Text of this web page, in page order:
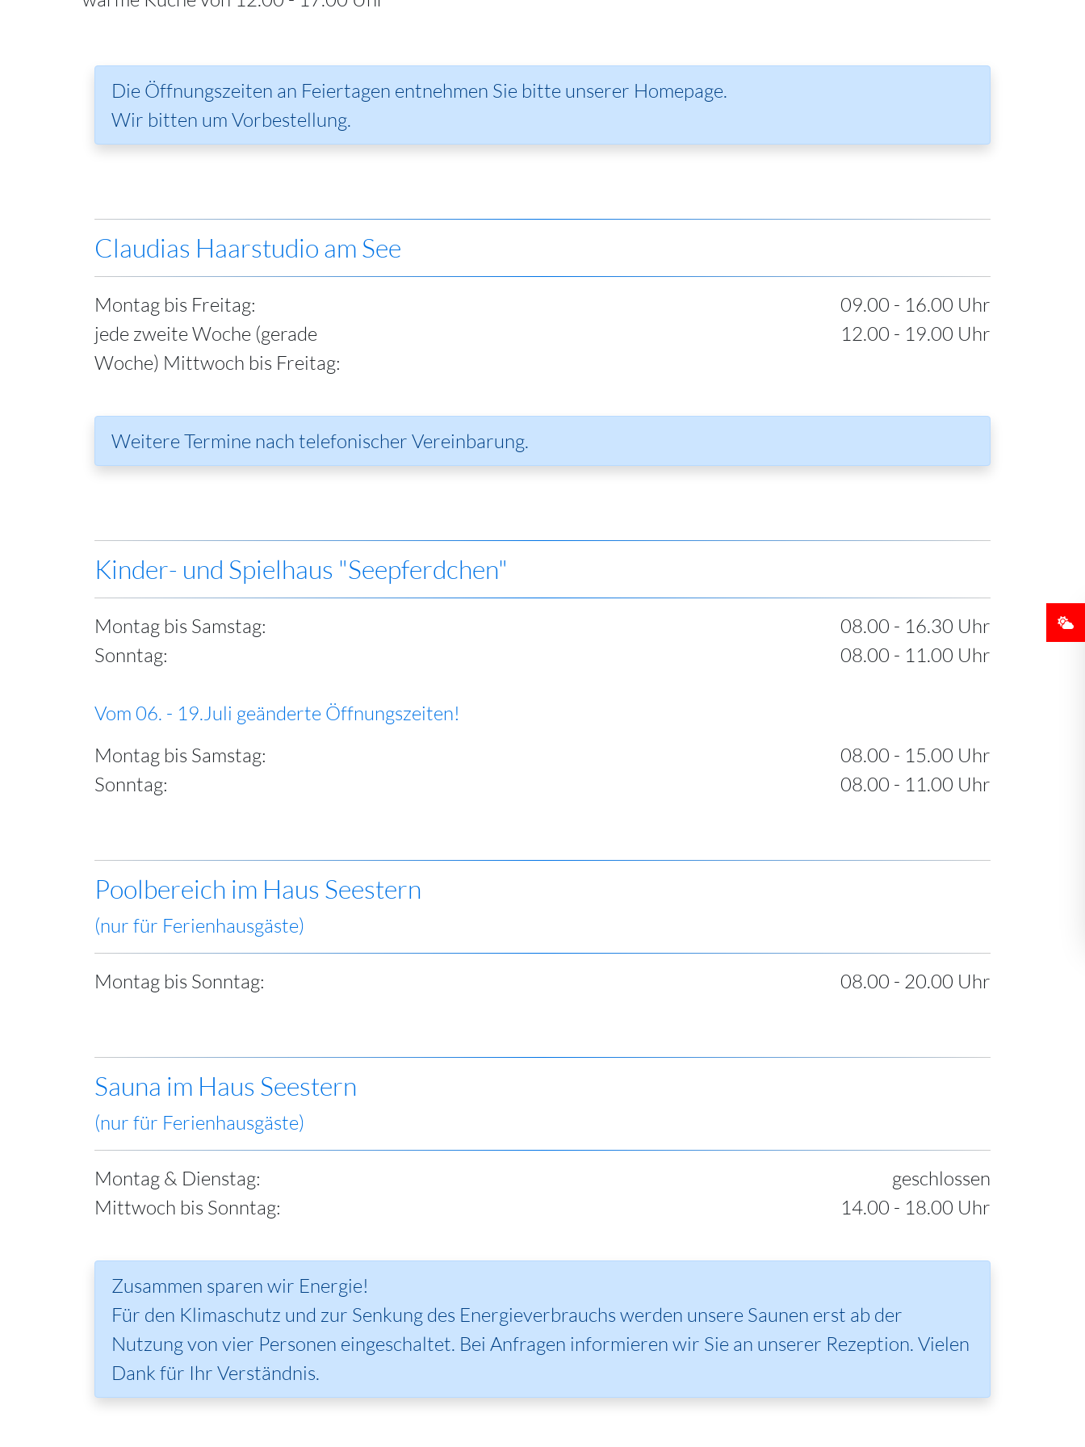
Die Öffnungszeiten an Feiertagen entnehmen Sie bitte unserer Homepage.
Wir bitten um Vorbestellung.
Claudias Haarstudio am See
Montag bis Freitag:
09.00 - 16.00 Uhr
jede zweite Woche (gerade
Woche) Mittwoch bis Freitag:
12.00 - 19.00 Uhr
Weitere Termine nach telefonischer Vereinbarung.
Kinder- und Spielhaus "Seepferdchen"
Montag bis Samstag:
08.00 - 16.30 Uhr
Sonntag:
08.00 - 11.00 Uhr
Vom 06. - 19.Juli geänderte Öffnungszeiten!
Montag bis Samstag:
08.00 - 15.00 Uhr
Sonntag:
08.00 - 11.00 Uhr
Poolbereich im Haus Seestern
(nur für Ferienhausgäste)
Montag bis Sonntag: 08.00 - 20.00 Uhr
Sauna im Haus Seestern
(nur für Ferienhausgäste)
Montag & Dienstag:
geschlossen
Mittwoch bis Sonntag:
14.00 - 18.00 Uhr
Zusammen sparen wir Energie!
Für den Klimaschutz und zur Senkung des Energieverbrauchs werden unsere Saunen erst ab der
Nutzung von vier Personen eingeschaltet. Bei Anfragen informieren wir Sie an unserer Rezeption. Vielen
Dank für Ihr Verständnis.